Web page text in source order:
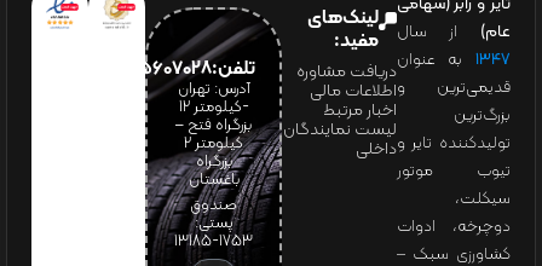
عام) از سال
۱۳۴۷ به عنوان
قدیمی‌ترین و
بزرگ‌ترین
تولیدکننده تایر و
تیوب موتور
سیکلت،
دوچرخه، ادوات
کشاورزی سبک –
لینک‌های
مفید:
دریافت مشاوره
اطلاعات مالی
اخبار مرتبط
لیست نمایندگان
داخلی
تلفن:65607028(021)
آدرس: تهران
-کیلومتر 12
بزرگراه فتح –
کیلومتر ۲
بزرگراه
باغستان
صندوق
پستی:
1753-13185